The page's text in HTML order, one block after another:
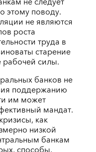
этому поводу.
не являются
роста
труда в
старение
силы.
банков не
поддержанию
им может
мандат.
как
низкой
банкам